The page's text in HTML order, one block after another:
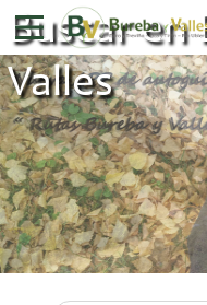
Buscar en
Valles